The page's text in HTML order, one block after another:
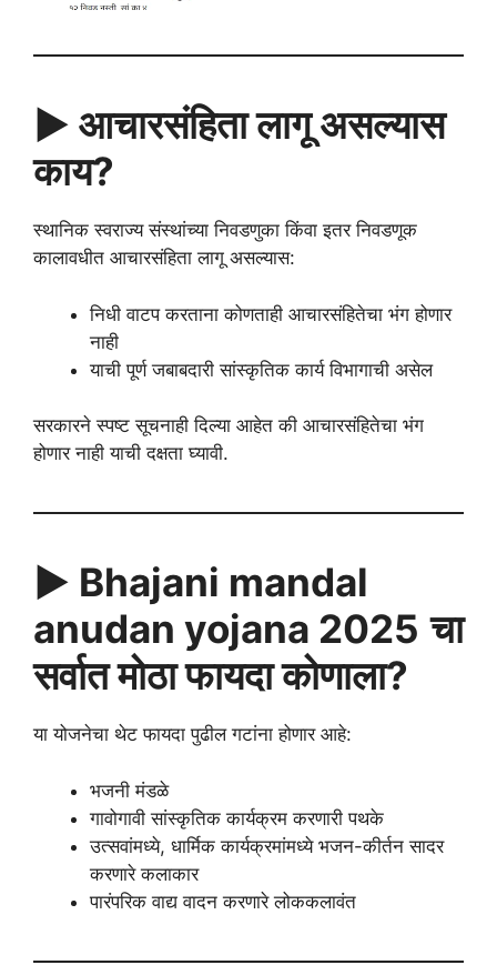
▶️ आचारसंहिता लागू असल्यास
काय?
स्थानिक स्वराज्य संस्थांच्या निवडणुका किंवा इतर निवडणूक
कालावधीत आचारसंहिता लागू असल्यास:
निधी वाटप करताना कोणताही आचारसंहितेचा भंग होणार
नाही
याची पूर्ण जबाबदारी सांस्कृतिक कार्य विभागाची असेल
सरकारने स्पष्ट सूचनाही दिल्या आहेत की आचारसंहितेचा भंग
होणार नाही याची दक्षता घ्यावी.
▶️ Bhajani mandal
anudan yojana 2025 चा
सर्वात मोठा फायदा कोणाला?
या योजनेचा थेट फायदा पुढील गटांना होणार आहे:
भजनी मंडळे
गावोगावी सांस्कृतिक कार्यक्रम करणारी पथके
उत्सवांमध्ये, धार्मिक कार्यक्रमांमध्ये भजन-कीर्तन सादर
करणारे कलाकार
पारंपरिक वाद्य वादन करणारे लोककलावंत